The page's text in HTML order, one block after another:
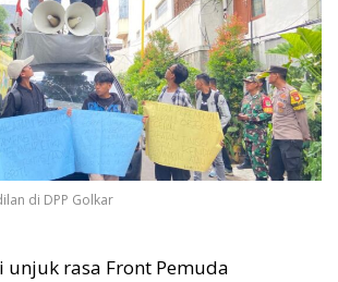
di DPP Golkar
unjuk rasa Front Pemuda